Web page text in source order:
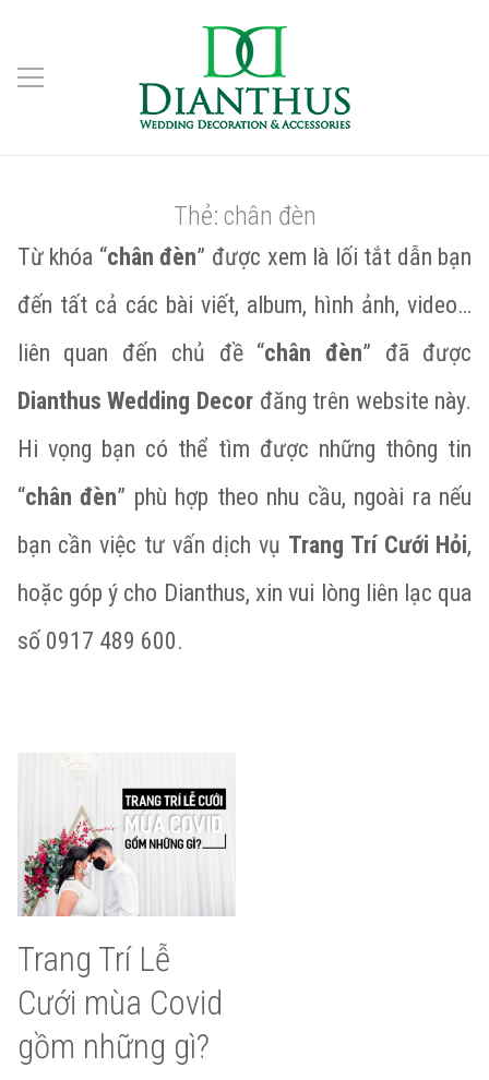
Thẻ: chân đèn
Từ khóa “chân đèn” được xem là lối tắt dẫn bạn
đến tất cả các bài viết, album, hình ảnh, video…
liên quan đến chủ đề “chân đèn” đã được
Dianthus Wedding Decorđăng trên website này.
Hi vọng bạn có thể tìm được những thông tin
“chân đèn” phù hợp theo nhu cầu, ngoài ra nếu
bạn cần việc tư vấn dịch vụ Trang Trí Cưới Hỏi,
hoặc góp ý cho Dianthus, xin vui lòng liên lạc qua
số 0917 489 600.
Trang Trí Lễ
Cưới mùa Covid
gồm những gì?